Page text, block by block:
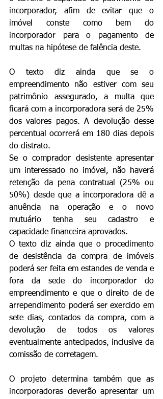
incorporador, afim de evitar que o
imóvel conste como bem do
incorporador para o pagamento de
multas na hipótese de falência deste.
O texto diz ainda que se o
empreendimento não estiver com seu
patrimônio assegurado, a multa que
ficará com a incorporadora será de 25%
dos valores pagos. A devolução desse
percentual ocorrerá em 180 dias depois
do distrato.
Se o comprador desistente apresentar
um interessado no imóvel, não haverá
retenção da pena contratual (25% ou
50%) desde que a incorporadora dê a
anuência na operação e o novo
mutuário tenha seu cadastro e
capacidade financeira aprovados.
O texto diz ainda que o procedimento
de desistência da compra de imóveis
poderá ser feita em estandes de venda e
fora da sede do incorporador do
empreendimento e que o direito de de
arrependimento poderá ser exercido em
sete dias, contados da compra, com a
devolução de todos os valores
eventualmente antecipados, inclusive da
comissão de corretagem.
O projeto determina também que as
incorporadoras deverão apresentar um